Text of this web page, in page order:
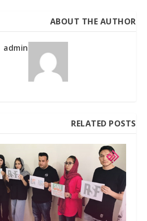
ABOUT THE AUTHOR
admin
RELATED POSTS